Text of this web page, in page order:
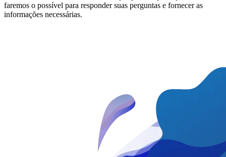
faremos o possível para responder suas perguntas e fornecer as
informações necessárias.